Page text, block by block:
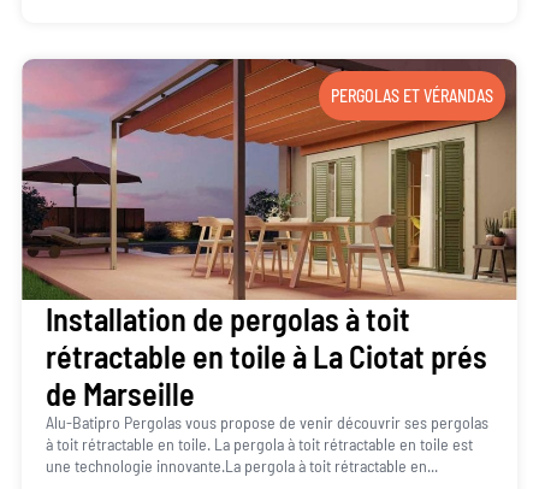
PERGOLAS ET VÉRANDAS
Installation de pergolas à toit
rétractable en toile à La Ciotat prés
de Marseille
Alu-Batipro Pergolas vous propose de venir découvrir ses pergolas
à toit rétractable en toile. La pergola à toit rétractable en toile est
une technologie innovante.La pergola à toit rétractable en...